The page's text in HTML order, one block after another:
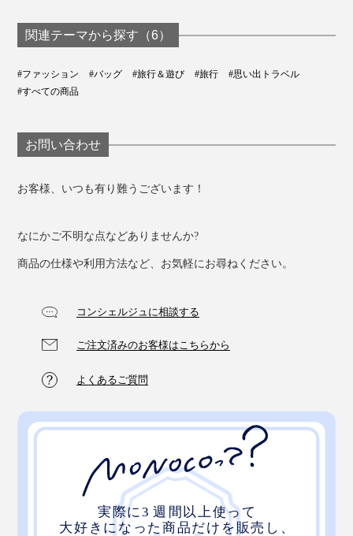
⑤走行テスト
7kg重量の荷物を入れて、20kmの走行テスト
『RAWROW』のスーツケースは、「家→空港→旅先」
すべての旅路に寄り添う設計。誰もが心の奥で必要と感
じていた機能を備えているから、ずっと一緒に歩いてい
ブランドに惚れ込み、ボロボロになるまで愛用し続ける
関連テーマから探す（6）
#ファッション #バッグ #旅行＆遊び #旅行
#思い出トラベル
#すべての商品
お問い合わせ
お客様、いつも有り難うございます！
なにかご不明な点などありませんか?
商品の仕様や利用方法など、お気軽にお尋ねください。
コンシェルジュに相談する
ご注文済みのお客様はこちらから
よくあるご質問